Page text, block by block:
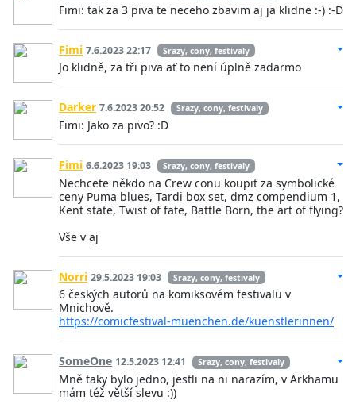
Fimi: tak za 3 piva te neceho zbavim aj ja klidne :-) :-D
Fimi 7.6.2023 22:17 Srazy, cony, festivaly
Jo klidně, za tři piva ať to není úplně zadarmo
Darker 7.6.2023 20:52 Srazy, cony, festivaly
Fimi: Jako za pivo? :D
Fimi 6.6.2023 19:03 Srazy, cony, festivaly
Nechcete někdo na Crew conu koupit za symbolické
ceny Puma blues, Tardi box set, dmz compendium 1,
Kent state, Twist of fate, Battle Born, the art of flying?
Vše v aj
Norri 29.5.2023 19:03 Srazy, cony, festivaly
6 českých autorů na komiksovém festivalu v
Mnichově.
https://comicfestival-muenchen.de/kuenstlerinnen/
SomeOne 12.5.2023 12:41 Srazy, cony, festivaly
Mně taky bylo jedno, jestli na ni narazím, v Arkhamu
mám též větší slevu :))